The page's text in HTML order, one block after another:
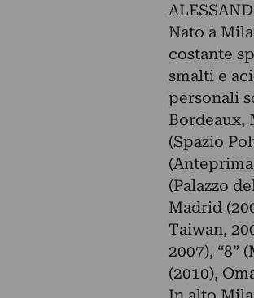
Nato a
costante
smalti e
personali
Bordeaux,
(Spazio
(Palazzo
Madrid
Taiwan,
2007), “8”
(2010),